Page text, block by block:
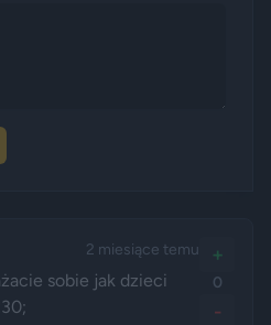
2 miesiące temu
sobie jak dzieci
+
0
-